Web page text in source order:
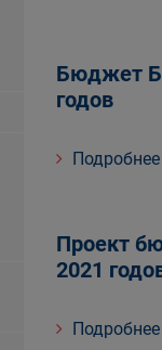
Бюджет
годов
Подробнее
Проект
2021
Подробнее